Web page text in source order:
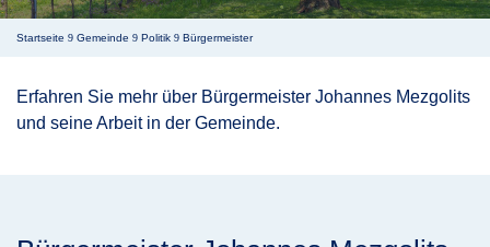
Startseite 9 Gemeinde 9 Politik 9 Bürgermeister
Erfahren Sie mehr über Bürgermeister Johannes Mezgolits
und seine Arbeit in der Gemeinde.